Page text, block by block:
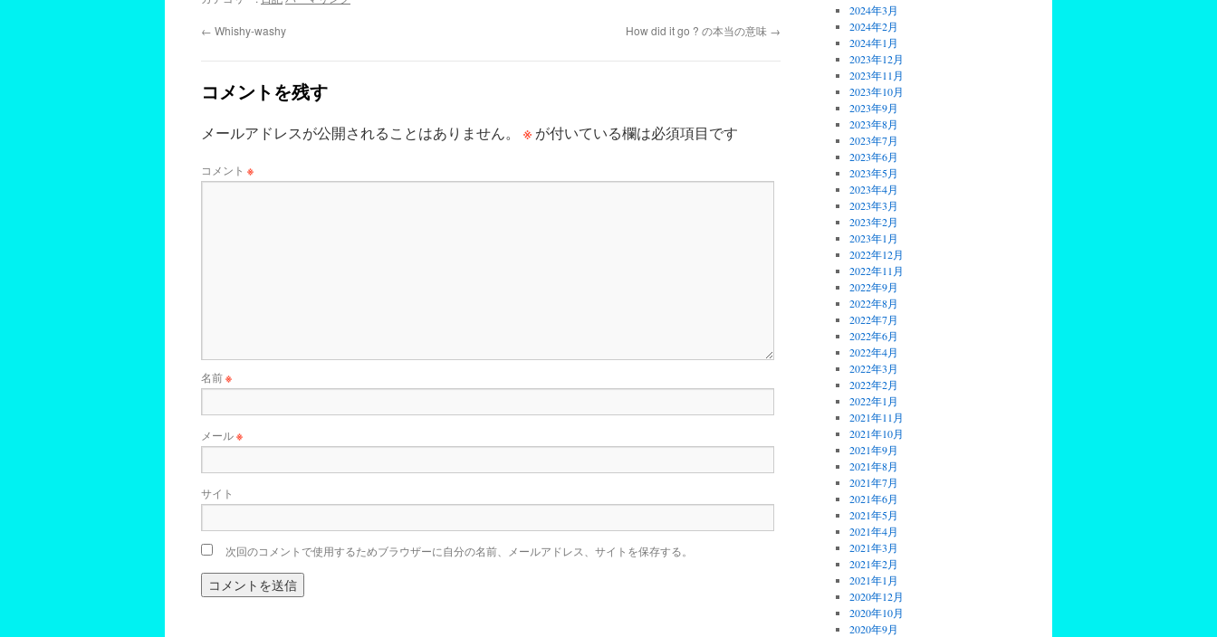
← Whishy-washy How did it go ? の本当の意味 →
コメントを残す
メールアドレスが公開されることはありません。 ※ が付いている欄は必須項目です
コメント ※
名前※
メール※
サイト
次回のコメントで使用するためブラウザーに自分の名前、メールアドレス、サイトを保存する。
2024年3月
2024年2月
2024年1月
2023年12月
2023年11月
2023年10月
2023年9月
2023年8月
2023年7月
2023年6月
2023年5月
2023年4月
2023年3月
2023年2月
2023年1月
2022年12月
2022年11月
2022年9月
2022年8月
2022年7月
2022年6月
2022年4月
2022年3月
2022年2月
2022年1月
2021年11月
2021年10月
2021年9月
2021年8月
2021年7月
2021年6月
2021年5月
2021年4月
2021年3月
2021年2月
2021年1月
2020年12月
2020年10月
2020年9月